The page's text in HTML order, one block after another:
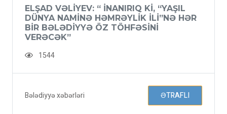
ELŞAD VƏLIYEV: “ İNANIRIQ KI, “YAŞIL
DÜNYA NAMINƏ HƏMRƏYLIK ILI”NƏ HƏR
BIR BƏLƏDIYYƏ ÖZ TÖHFƏSINI
VERƏCƏK”
1544
Bələdiyyə xəbərləri ƏTRAFLI